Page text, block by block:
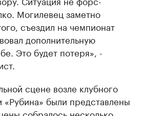
Могилевец заметно
съездил на чемпионат
дополнительную
Это будет потеря», -
сцене возле клубного
«Рубина» были представлены